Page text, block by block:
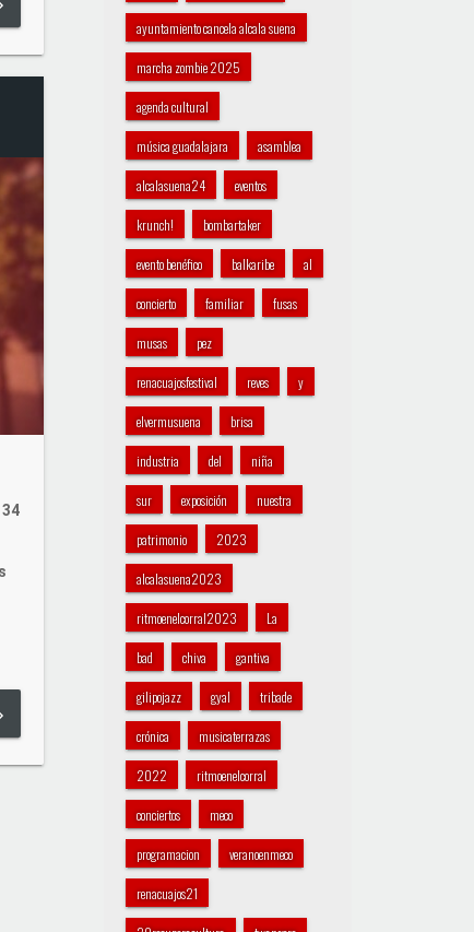
ayuntamiento cancela alcala suena
marcha zombie 2025
agenda cultural
música guadalajara asamblea
alcalasuena24 eventos
krunch! bombartaker
evento benéfico balkaribe al
concierto familiar fusas
musas pez
renacuajosfestival reves y
elvermusuena brisa
industria del niña
sur exposición nuestra
patrimonio 2023
alcalasuena2023
ritmoenelcorral2023 La
bad chiva gantiva
gilipojazz gyal tribade
crónica musicaterrazas
2022 ritmoenelcorral
conciertos meco
programacion veranoenmeco
renacuajos21